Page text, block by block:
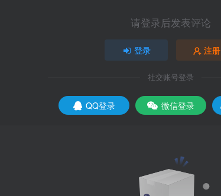
请登录后发表评论
登录 注册
社交账号登录
QQ登录 微信登录